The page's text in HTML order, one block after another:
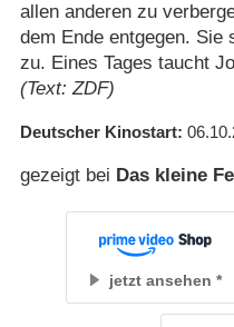
allen anderen zu
dem Ende entgegen. Sie
zu. Eines Tages taucht
(Text: ZDF)
Deutscher Kinostart
gezeigt bei Das kleine
jetzt ansehen